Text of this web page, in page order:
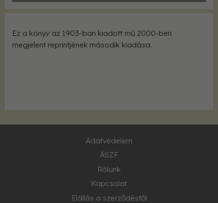
Ez a könyv az 1903-ban kiadott mű 2000-ben
megjelent reprintjének második kiadása.
Adatvédelem
ÁSZF
Rólunk
Kapcsolat
Elállás a szerződéstől